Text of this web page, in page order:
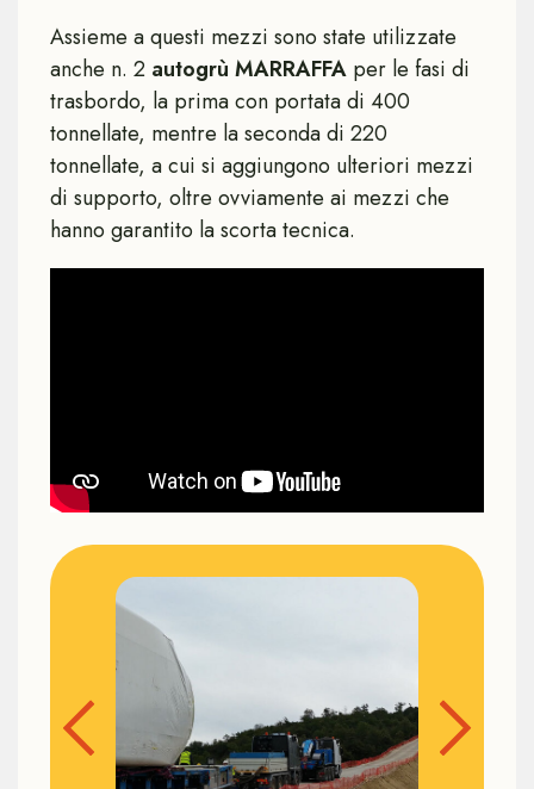
Assieme a questi mezzi sono state utilizzate
anche n. 2 autogrù MARRAFFA per le fasi di
trasbordo, la prima con portata di 400
tonnellate, mentre la seconda di 220
tonnellate, a cui si aggiungono ulteriori mezzi
di supporto, oltre ovviamente ai mezzi che
hanno garantito la scorta tecnica.